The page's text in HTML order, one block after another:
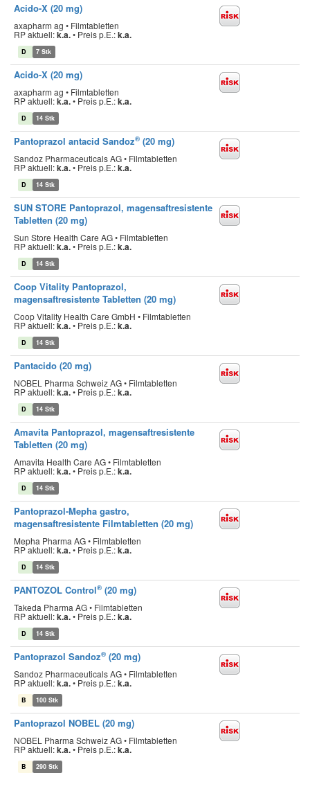
Acido-X (20 mg)
axapharm ag • Filmtabletten
RP aktuell:k.a.• Preis p.E.:k.a.
D 7 Stk
Acido-X (20 mg)
axapharm ag • Filmtabletten
RP aktuell:k.a.• Preis p.E.:k.a.
D 14 Stk
Pantoprazol antacid Sandoz® (20 mg)
Sandoz Pharmaceuticals AG • Filmtabletten
RP aktuell:k.a.• Preis p.E.:k.a.
D 14 Stk
SUN STORE Pantoprazol, magensaftresistente
Tabletten (20 mg)
Sun Store Health Care AG • Filmtabletten
RP aktuell:k.a.• Preis p.E.:k.a.
D 14 Stk
Coop Vitality Pantoprazol,
magensaftresistente Tabletten (20 mg)
Coop Vitality Health Care GmbH • Filmtabletten
RP aktuell:k.a.• Preis p.E.:k.a.
D 14 Stk
Pantacido (20 mg)
NOBEL Pharma Schweiz AG • Filmtabletten
RP aktuell:k.a.• Preis p.E.:k.a.
D 14 Stk
Amavita Pantoprazol, magensaftresistente
Tabletten (20 mg)
Amavita Health Care AG • Filmtabletten
RP aktuell:k.a.• Preis p.E.:k.a.
D 14 Stk
Pantoprazol-Mepha gastro,
magensaftresistente Filmtabletten (20 mg)
Mepha Pharma AG • Filmtabletten
RP aktuell:k.a.• Preis p.E.:k.a.
D 14 Stk
PANTOZOL Control® (20 mg)
Takeda Pharma AG • Filmtabletten
RP aktuell:k.a.• Preis p.E.:k.a.
D 14 Stk
Pantoprazol Sandoz® (20 mg)
Sandoz Pharmaceuticals AG • Filmtabletten
RP aktuell:k.a.• Preis p.E.:k.a.
B 100 Stk
Pantoprazol NOBEL (20 mg)
NOBEL Pharma Schweiz AG • Filmtabletten
RP aktuell:k.a.• Preis p.E.:k.a.
B 290 Stk